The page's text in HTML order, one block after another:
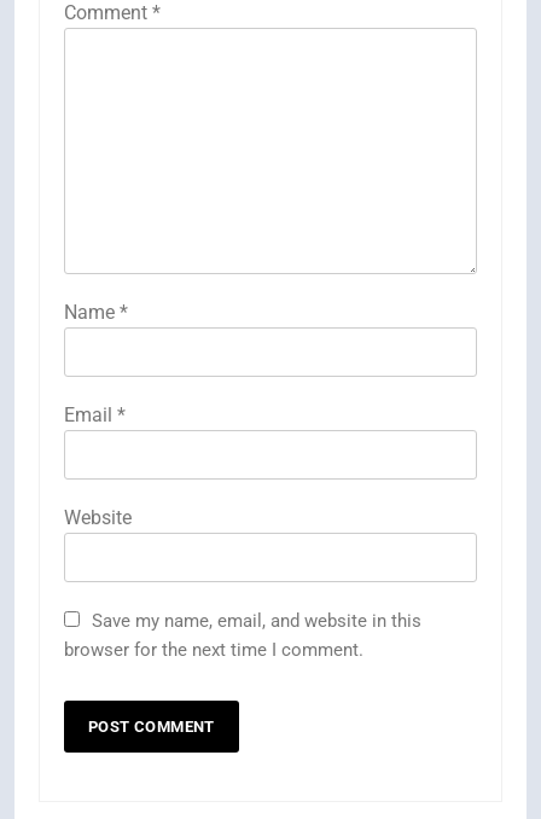
Comment *
Name *
Email *
Website
Save my name, email, and website in this
browser for the next time I comment.